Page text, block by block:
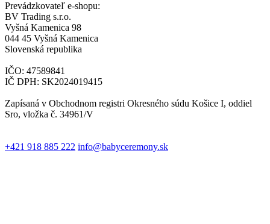
Prevádzkovateľ e-shopu:
BV Trading s.r.o.
Vyšná Kamenica 98
044 45 Vyšná Kamenica
Slovenská republika
IČO: 47589841
IČ DPH: SK2024019415
Zapísaná v Obchodnom registri Okresného súdu Košice I, oddiel
Sro, vložka č. 34961/V
+421 918 885 222 info@babyceremony.sk